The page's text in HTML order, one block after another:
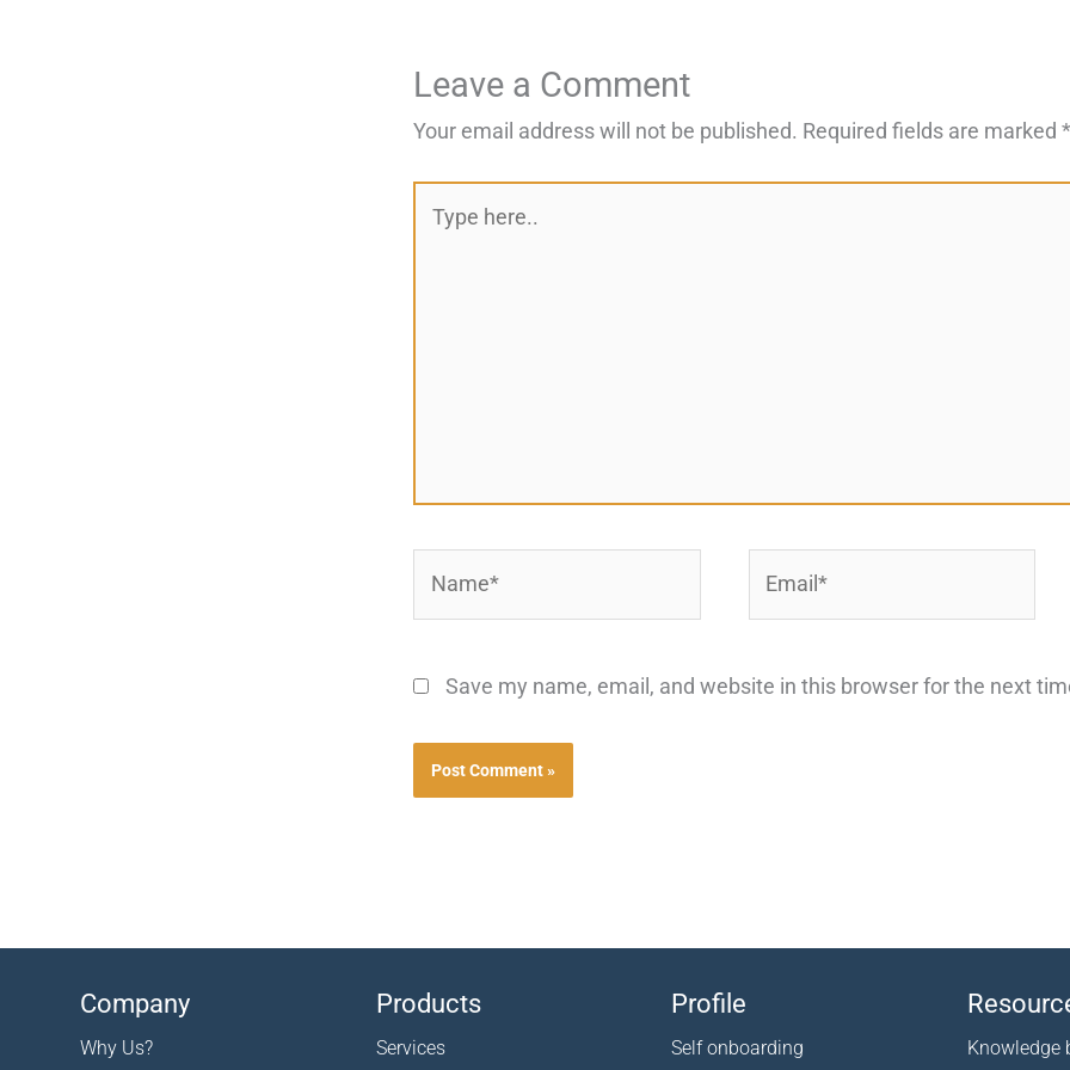
Leave a Comment
Your email address will not be published. Required fields are marked *
here..
Save my name, email, and website in this browser for the next
Company
Why Us?
Products
Services
Profile
Self onboarding Knowledge